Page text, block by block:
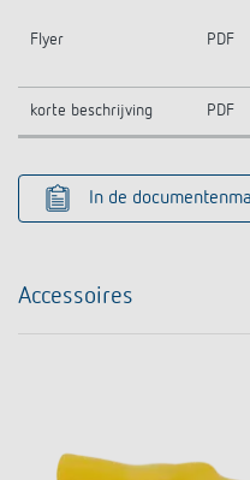
Flyer PDF
korte beschrijving PDF
In de
Accessoires